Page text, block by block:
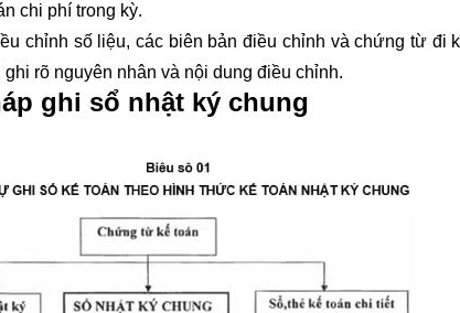
chi phí trong kỳ.
chỉnh số liệu, các biên bản điều chỉnh và chứng từ đi
rõ nguyên nhân và nội dung điều chỉnh.
ghi sổ nhật ký chung